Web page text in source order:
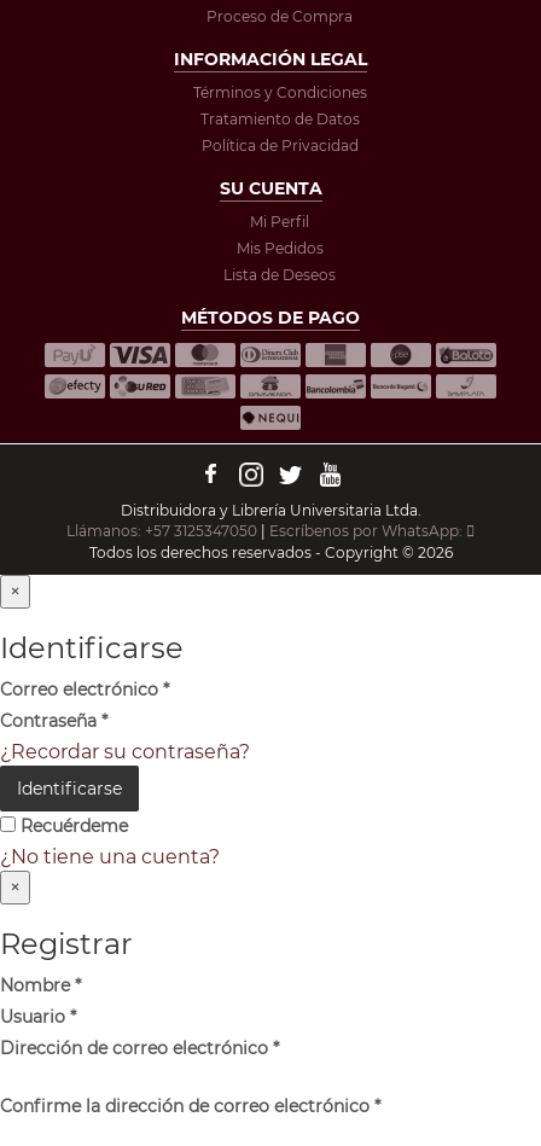
Proceso de Compra
INFORMACIÓN LEGAL
Términos y Condiciones
Tratamiento de Datos
Política de Privacidad
SU CUENTA
Mi Perfil
Mis Pedidos
Lista de Deseos
MÉTODOS DE PAGO
Distribuidora y Librería Universitaria Ltda.
Llámanos: +57 3125347050
Escríbenos por WhatsApp:
Todos los derechos reservados - Copyright © 2026
×
Identificarse
Correo electrónico *
Contraseña *
¿Recordar su contraseña?
Identificarse
Recuérdeme
¿No tiene una cuenta?
×
Registrar
Nombre*
Usuario *
Dirección de correo electrónico *
Confirme la dirección de correo electrónico *